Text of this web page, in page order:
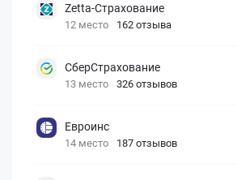
Zetta-Страхование
12 место 162 отзыва
СберСтрахование
13 место 326 отзывов
Евроинс
14 место 187 отзывов